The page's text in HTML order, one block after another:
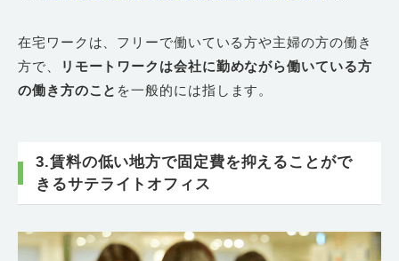
在宅ワークは、フリーで働いている方や主婦の方の働き
方で、
リモートワークは会社に勤めながら働いている方
の働き方のこと を一般的には指します。
3.賃料の低い地方で固定費を抑えることがで
きるサテライトオフィス